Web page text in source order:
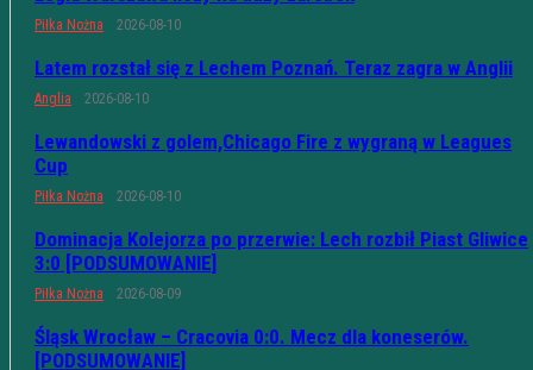
Piłka Nożna 2026-08-10
Latem rozstał się z Lechem Poznań. Teraz zagra w Anglii
Anglia 2026-08-10
Lewandowski z golem,Chicago Fire z wygraną w Leagues
Cup
Piłka Nożna 2026-08-10
Dominacja Kolejorza po przerwie: Lech rozbił Piast Gliwice
3:0 [PODSUMOWANIE]
Piłka Nożna 2026-08-09
Śląsk Wrocław – Cracovia 0:0. Mecz dla koneserów.
[PODSUMOWANIE]